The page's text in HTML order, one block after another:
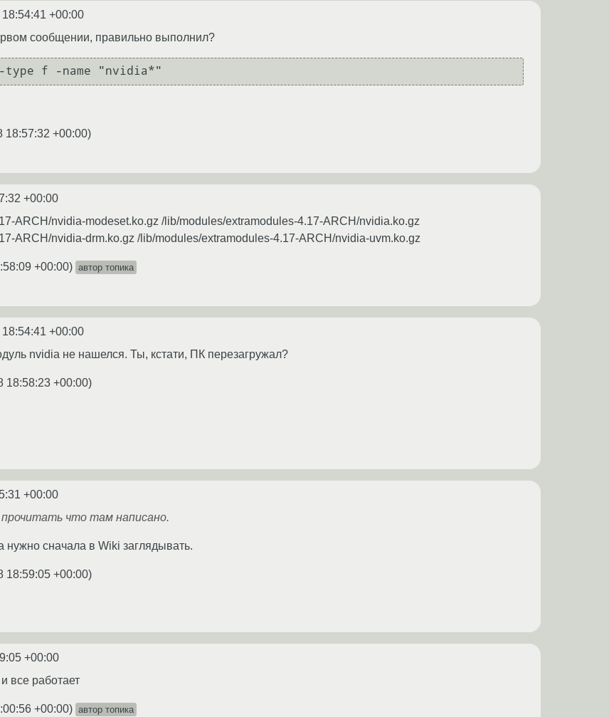
+00:00
сообщении, правильно выполнил?
18:57:32 +00:00)
+00:00
ARCH/nvidia-modeset.ko.gz /lib/modules/extramodules-4.17-ARCH/nvidia.ko.gz
ARCH/nvidia-drm.ko.gz /lib/modules/extramodules-4.17-ARCH/nvidia-uvm.ko.gz
+00:00) автор топика
+00:00
nvidia не нашелся. Ты, кстати, ПК перезагружал?
18:58:23 +00:00)
+00:00
что там написано.
сначала в Wiki заглядывать.
18:59:05 +00:00)
+00:00
все работает
+00:00) автор топика